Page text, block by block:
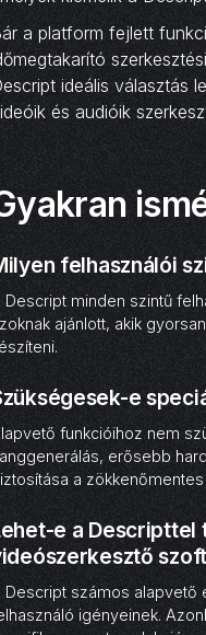
a platform fejlett
ideális választás
és audióik
felhasználói
Descript minden szintű
ajánlott, akik
e
funkcióihoz nem
erősebb
a
e a
Descript számos alapvető
igényeinek.